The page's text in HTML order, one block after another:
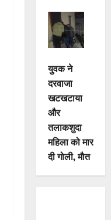
युवक ने
दरवाजा
खटखटाया
और
तलाकशुदा
महिला को मार
दी गोली, माैत